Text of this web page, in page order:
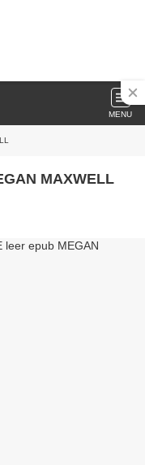
MENU
MAXWELL